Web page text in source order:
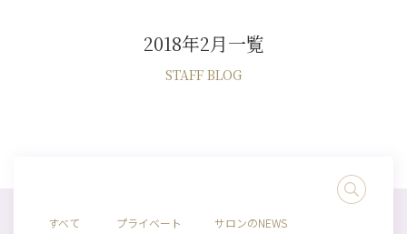
2018年2月一覧
STAFF BLOG
すべて プライベート
サロンのNEWS